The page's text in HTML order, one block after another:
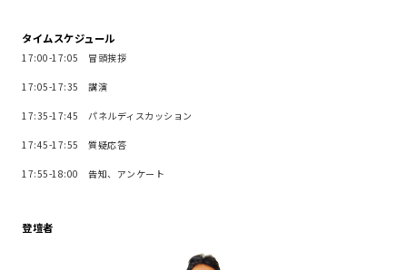
タイムスケジュール
17:00-17:05 冒頭挨拶
17:05-17:35 講演
17:35-17:45 パネルディスカッション
17:45-17:55 質疑応答
17:55-18:00 告知、アンケート
登壇者